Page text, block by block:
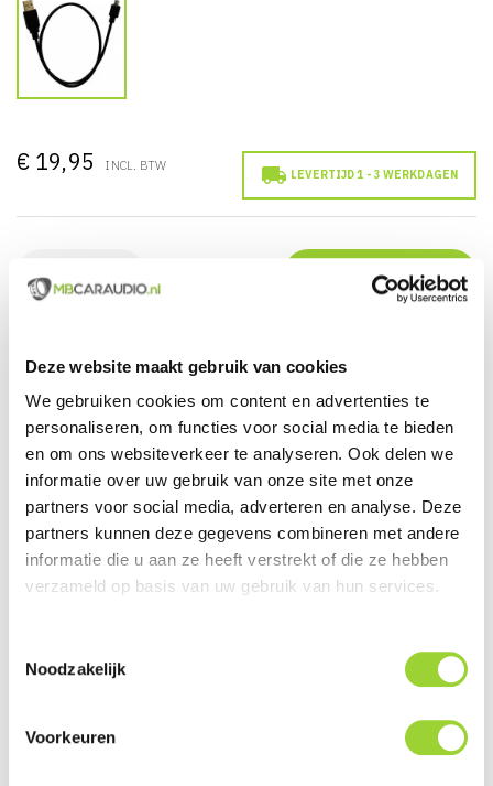
Deze website maakt gebruik van cookies
We gebruiken cookies om content en advertenties te
personaliseren, om functies voor social media te bieden
en om ons websiteverkeer te analyseren. Ook delen we
informatie over uw gebruik van onze site met onze
partners voor social media, adverteren en analyse. Deze
partners kunnen deze gegevens combineren met andere
informatie die u aan ze heeft verstrekt of die ze hebben
verzameld op basis van uw gebruik van hun services.
Noodzakelijk
Voorkeuren
€ 19,95 INCL. BTW  LEVERTIJD 1 - 3 WERKDAGEN
IN WINKELWAGEN
Groot assortiment uit voorraad leverbaar
Actueel en veelzijdig aanbod van producten
Officieel en erkende merkdealer
Gratis verzending vanaf € 99,00 euro (NL)
Servicegericht met kwaliteit boven kwantiteit
Internationaal verzonden met DHL en PostNL
Professionele montage mogelijk
Gemiddelde klantbeoordeling van 9,5 / 10